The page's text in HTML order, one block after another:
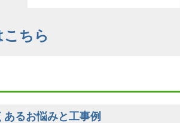
ちら
るお悩みと工事例